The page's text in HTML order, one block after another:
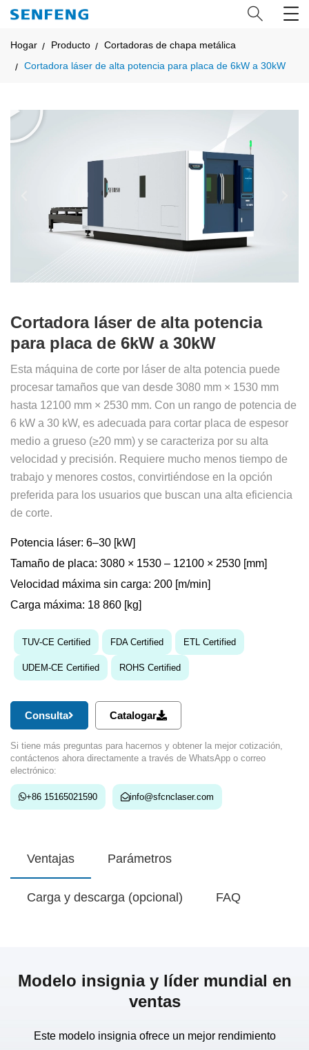
Hogar Producto
Cortadoras de chapa metálica
Cortadora láser de alta potencia para placa de 6kW a 30kW
Cortadora láser de alta potencia
para placa de 6kW a 30kW
Esta máquina de corte por láser de alta potencia puede
procesar tamaños que van desde 3080 mm × 1530 mm
hasta 12100 mm × 2530 mm. Con un rango de potencia de
6 kW a 30 kW, es adecuada para cortar placa de espesor
medio a grueso (≥20 mm) y se caracteriza por su alta
velocidad y precisión. Requiere mucho menos tiempo de
trabajo y menores costos, convirtiéndose en la opción
preferida para los usuarios que buscan una alta eficiencia
de corte.
Potencia láser: 6–30 [kW]
Tamaño de placa: 3080 × 1530 – 12100 × 2530 [mm]
Velocidad máxima sin carga: 200 [m/min]
Carga máxima: 18 860 [kg]
TUV-CE Certified FDA Certified ETL Certified
UDEM-CE Certified ROHS Certified
Consulta Catalogar
Si tiene más preguntas para hacernos y obtener la mejor cotización,
contáctenos ahora directamente a través de WhatsApp o correo
electrónico:
+86 15165021590 info@sfcnclaser.com
Ventajas Parámetros
Carga y descarga (opcional) FAQ
Modelo insignia y líder mundial en
ventas
Este modelo insignia ofrece un mejor rendimiento